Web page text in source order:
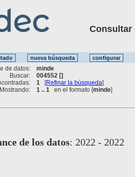
Consultar
de datos:
minde
Buscar:
004552 []
1 [Refinar la búsqueda]
Mostrando:
1 .. 1 en el formato [minde]
de los datos: 2022 - 2022